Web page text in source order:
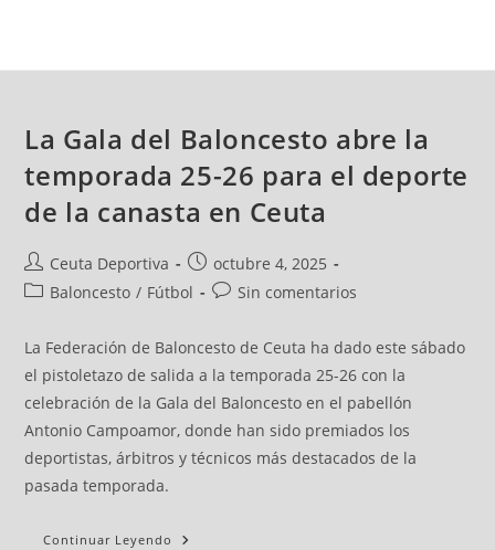
La Gala del Baloncesto abre la
temporada 25-26 para el deporte
de la canasta en Ceuta
Ceuta Deportiva
octubre 4, 2025
Baloncesto / Fútbol Sin comentarios
La Federación de Baloncesto de Ceuta ha dado este sábado
el pistoletazo de salida a la temporada 25-26 con la
celebración de la Gala del Baloncesto en el pabellón
Antonio Campoamor, donde han sido premiados los
deportistas, árbitros y técnicos más destacados de la
pasada temporada.
Continuar Leyendo